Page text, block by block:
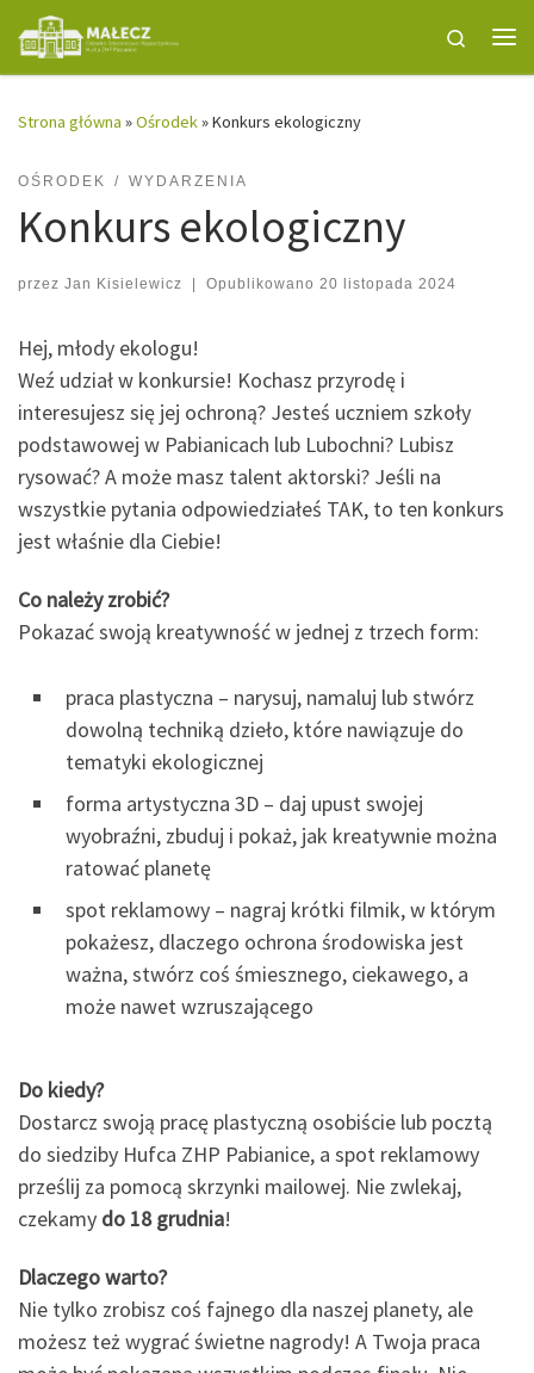
Przejdź do treści
Search
Strona główna »Ośrodek»Konkurs ekologiczny
OŚRODEK WYDARZENIA
Konkurs ekologiczny
przez Jan Kisielewicz | Opublikowano 20 listopada 2024
Hej, młody ekologu!
Weź udział w konkursie! Kochasz przyrodę i
interesujesz się jej ochroną? Jesteś uczniem szkoły
podstawowej w Pabianicach lub Lubochni? Lubisz
rysować? A może masz talent aktorski? Jeśli na
wszystkie pytania odpowiedziałeś TAK, to ten konkurs
jest właśnie dla Ciebie!
Co należy zrobić?
Pokazać swoją kreatywność w jednej z trzech form:
praca plastyczna – narysuj, namaluj lub stwórz
dowolną techniką dzieło, które nawiązuje do
tematyki ekologicznej
forma artystyczna 3D – daj upust swojej
wyobraźni, zbuduj i pokaż, jak kreatywnie można
ratować planetę
spot reklamowy – nagraj krótki filmik, w którym
pokażesz, dlaczego ochrona środowiska jest
ważna, stwórz coś śmiesznego, ciekawego, a
może nawet wzruszającego
Do kiedy?
Dostarcz swoją pracę plastyczną osobiście lub pocztą
do siedziby Hufca ZHP Pabianice, a spot reklamowy
prześlij za pomocą skrzynki mailowej. Nie zwlekaj,
czekamy do 18 grudnia!
Dlaczego warto?
Nie tylko zrobisz coś fajnego dla naszej planety, ale
możesz też wygrać świetne nagrody! A Twoja praca